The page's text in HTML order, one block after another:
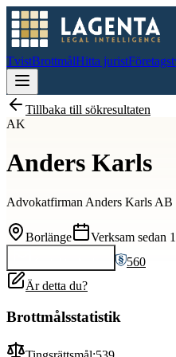
TvistBrottmålHitta jurist
Tillbaka till sökresultaten
AK
Anders Karls
Advokatfirman Anders Karls AB
Borlänge Verksam sedan
560
Är detta du?
Brottmålsstatistik